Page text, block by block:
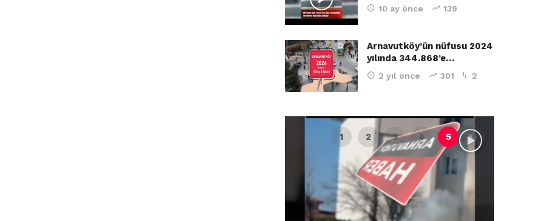
10 ay önce 139
Arnavutköy’ün nüfusu 2024
yılında 344.868’e…
2 yıl önce 301 2